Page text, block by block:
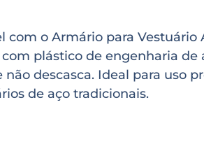
com o Armário para
plástico de engenharia
não descasca. Ideal para uso
de aço tradicionais.